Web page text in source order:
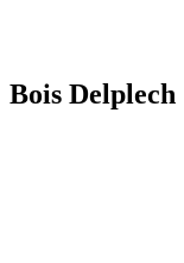
Bois Delplech